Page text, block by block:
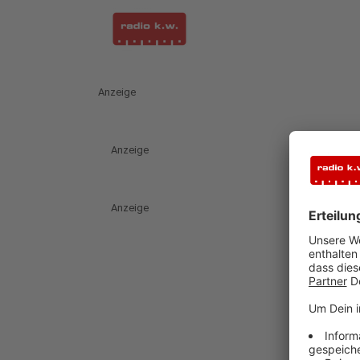
Anzeige
Anzeige
Anzeige